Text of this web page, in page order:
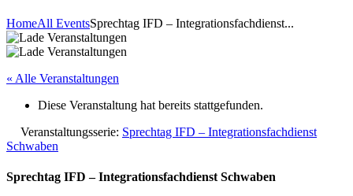
HomeAll EventsSprechtag IFD – Integrationsfachdienst...
« Alle Veranstaltungen
Diese Veranstaltung hat bereits stattgefunden.
Veranstaltungsserie: Sprechtag IFD – Integrationsfachdienst
Schwaben
Sprechtag IFD – Integrationsfachdienst Schwaben